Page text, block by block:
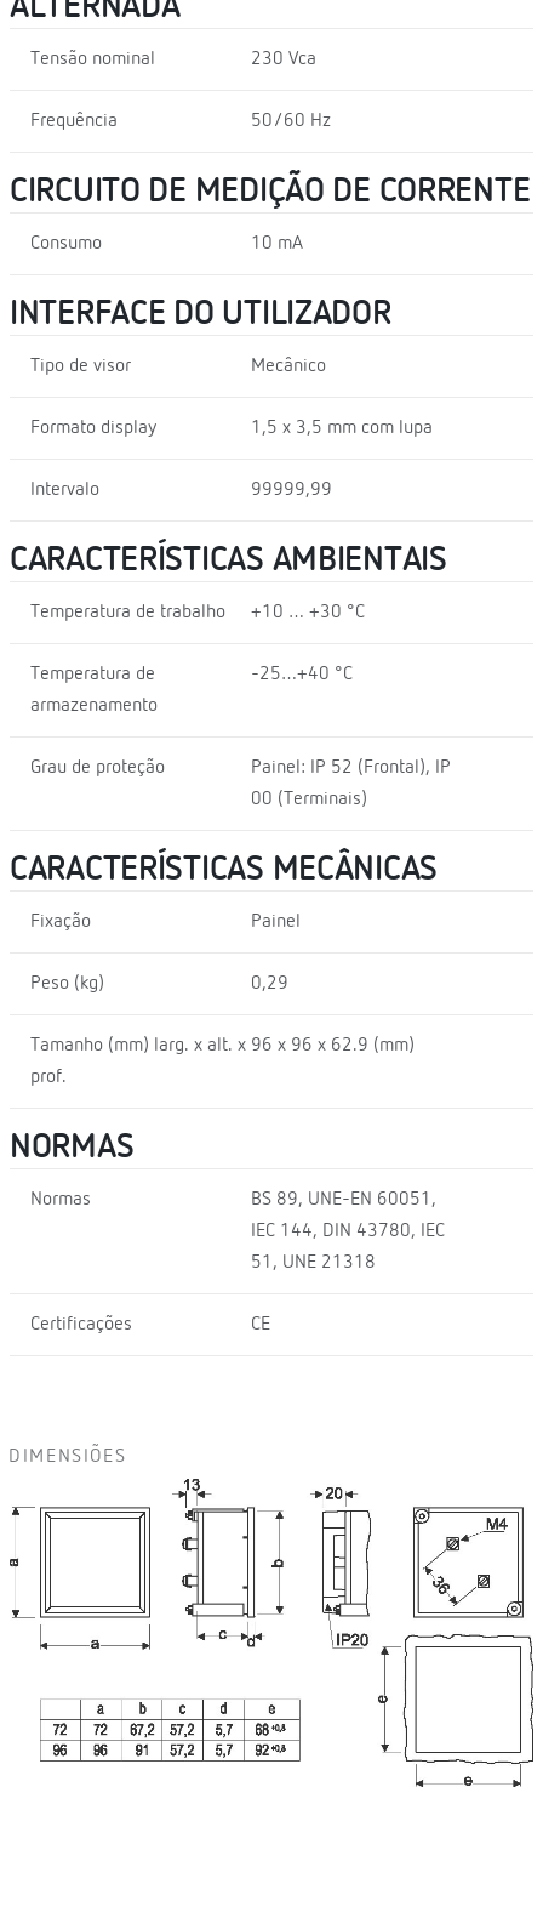
ALTERNADA
Tensão nominal 230 Vca
Frequência 50/60 Hz
CIRCUITO DE MEDIÇÃO DE CORRENTE
Consumo 10 mA
INTERFACE DO UTILIZADOR
Tipo de visor Mecânico
Formato display 1,5 x 3,5 mm com lupa
Intervalo 99999,99
CARACTERÍSTICAS AMBIENTAIS
Temperatura de trabalho +10 … +30 °C
Temperatura de
armazenamento
-25…+40 °C
Grau de proteção
Painel: IP 52 (Frontal), IP
00 (Terminais)
CARACTERÍSTICAS MECÂNICAS
Fixação Painel
Peso (kg) 0,29
Tamanho (mm) larg. x alt. x
prof.
96 x 96 x 62.9 (mm)
NORMAS
Normas
BS 89, UNE-EN 60051,
IEC 144, DIN 43780, IEC
51, UNE 21318
Certificações CE
DIMENSIÕES